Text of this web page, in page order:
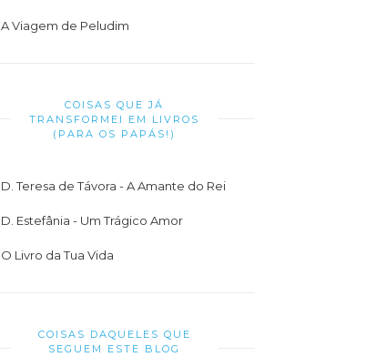
A Viagem de Peludim
COISAS QUE JÁ
TRANSFORMEI EM LIVROS
(PARA OS PAPÁS!)
D. Teresa de Távora - A Amante do Rei
D. Estefânia - Um Trágico Amor
O Livro da Tua Vida
COISAS DAQUELES QUE
SEGUEM ESTE BLOG